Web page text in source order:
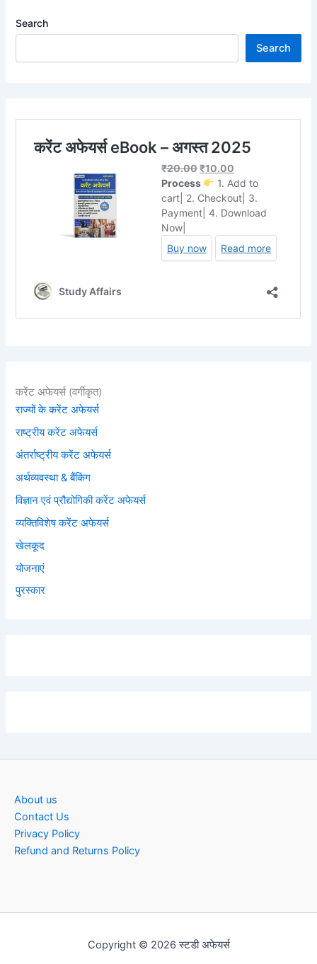
Search
Search
करेंट अफेयर्स (वर्गीकृत)
राज्यों के करेंट अफेयर्स
राष्ट्रीय करेंट अफेयर्स
अंतर्राष्ट्रीय करेंट अफेयर्स
अर्थव्यवस्था & बैंकिंग
विज्ञान एवं प्रौद्योगिकी करेंट अफेयर्स
व्यक्तिविशेष करेंट अफेयर्स
खेलकूद
योजनाएं
पुरस्कार
About us
Contact Us
Privacy Policy
Refund and Returns Policy
Copyright © 2026 स्टडी अफेयर्स